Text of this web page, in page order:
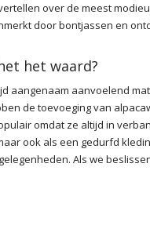
over de meest
door bontjassen en
het waard?
aangenaam aanvoelend
de toevoeging van
omdat ze altijd in
ook als een gedurfd
Als we